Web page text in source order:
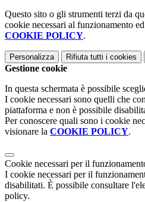
Questo sito o gli strumenti terzi da
cookie necessari al funzionamento
COOKIE POLICY.
Personalizza Rifiuta tutti i cookies
Gestione cookie
In questa schermata è possibile
I cookie necessari sono quelli che
piattaforma e non è possibile
Per conoscere quali sono i cookie
visionare la COOKIE POLICY.
Cookie necessari per il
I cookie necessari per il
disabilitati. È possibile consultare
policy.